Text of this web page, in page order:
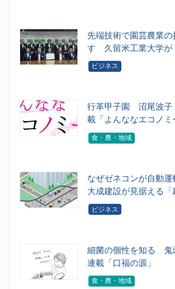
先端技術で園芸農業
す 久留米工業大学が
ビジネス
行革甲子園 沼尾波
載「よんななエコノ
食・農・地域
なぜゼネコンが自動
大成建設が見据える
ビジネス
細菌の個性を知る 鬼
連載「口福の源」
食・農・地域